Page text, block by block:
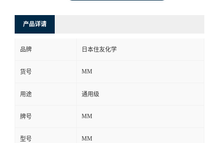
产品详请
品牌 日本住友化学
货号 MM
用途 通用级
牌号 MM
型号 MM